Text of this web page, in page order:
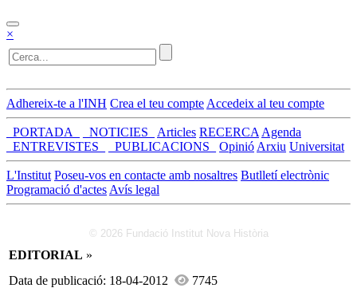
×
Adhereix-te a l'INH Crea el teu compte Accedeix al teu compte
_PORTADA_ _NOTICIES_ Articles RECERCA Agenda
_ENTREVISTES_
_PUBLICACIONS_ Opinió Arxiu Universitat
L'Institut Poseu-vos en contacte amb nosaltres Butlletí electrònic
Programació d'actes Avís legal
© 2026 Fundació Institut Nova Història
EDITORIAL »
Data de publicació: 18-04-2012
7745